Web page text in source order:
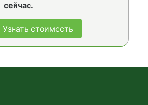
сейчас.
Узнать стоимость